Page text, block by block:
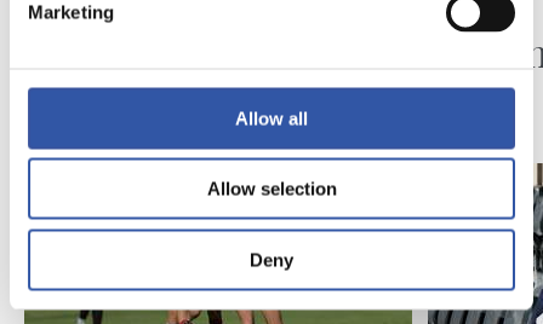
Marketing
Allow all
Allow selection
Deny
FUTBOL
creciendo
VÍDEOS